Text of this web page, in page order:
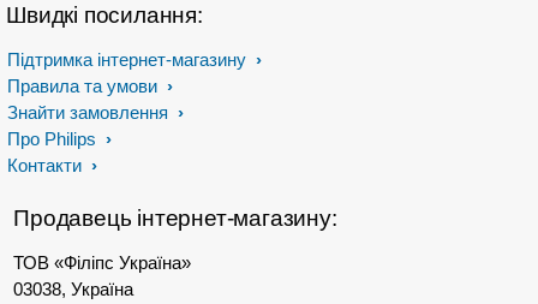
Швидкі посилання:
Підтримка інтернет-магазину
Правила та умови
Знайти замовлення
Про Philips
Контакти
Продавець інтернет-магазину:
ТОВ «Філіпс Україна»
03038, Україна